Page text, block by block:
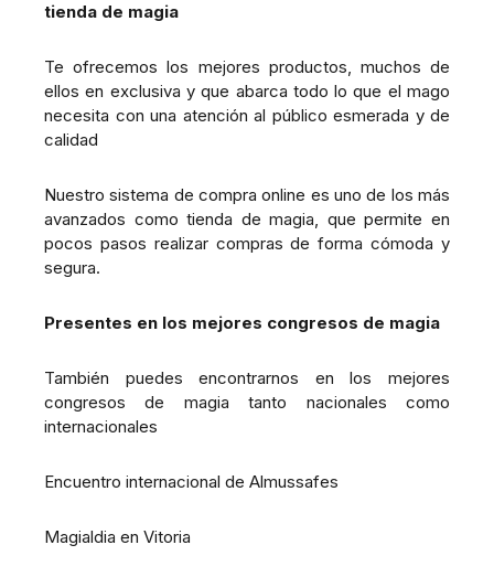
tienda de magia
Te ofrecemos los mejores productos, muchos de
ellos en exclusiva y que abarca todo lo que el mago
necesita con una atención al público esmerada y de
calidad
Nuestro sistema de compra online es uno de los más
avanzados como tienda de magia, que permite en
pocos pasos realizar compras de forma cómoda y
segura.
Presentes en los mejores congresos de magia
También puedes encontrarnos en los mejores
congresos de magia tanto nacionales como
internacionales
Encuentro internacional de Almussafes
Magialdia en Vitoria